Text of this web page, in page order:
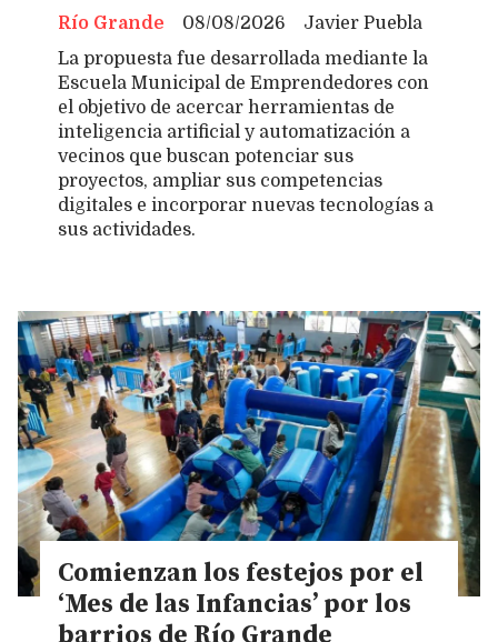
Javier Puebla
Río Grande
08/08/2026
La propuesta fue desarrollada mediante la
Escuela Municipal de Emprendedores con
el objetivo de acercar herramientas de
inteligencia artificial y automatización a
vecinos que buscan potenciar sus
proyectos, ampliar sus competencias
digitales e incorporar nuevas tecnologías a
sus actividades.
Comienzan los festejos por el
‘Mes de las Infancias’ por los